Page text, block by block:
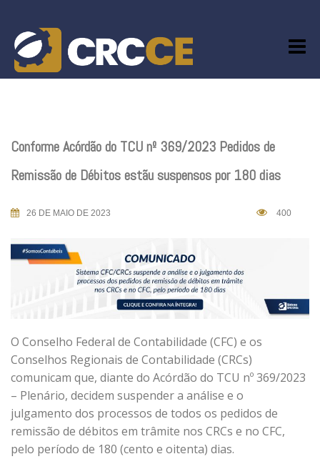
content
Conforme Acórdão do TCU nº 369/2023 Pedidos de
Remissão de Débitos estãu suspensos por 180 dias
26 DE MAIO DE 2023 400
O Conselho Federal de Contabilidade (CFC) e os
Conselhos Regionais de Contabilidade (CRCs)
comunicam que, diante do Acórdão do TCU nº 369/2023
– Plenário, decidem suspender a análise e o
julgamento dos processos de todos os pedidos de
remissão de débitos em trâmite nos CRCs e no CFC,
pelo período de 180 (cento e oitenta) dias.